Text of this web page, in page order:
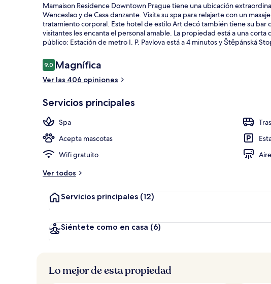
Mamaison Residence Downtown Prague tiene una ubicación
Wenceslao y de Casa danzante. Visita su spa para relajarte con un
tratamiento corporal. Este hotel de estilo Art decó también tiene su bar
visitantes les encanta el personal amable. La propiedad está a una
público: Estación de metro I. P. Pavlova está a 4 minutos y Štěpánská
Opiniones
9.09.0 de 10,
Magnífica
Ver las 406 opiniones
Servicios principales
Spa
Acepta mascotas
Wifi gratuito
Ver todos
Servicios principales (12)
Siéntete como en casa (6)
Lo mejor de esta propiedad